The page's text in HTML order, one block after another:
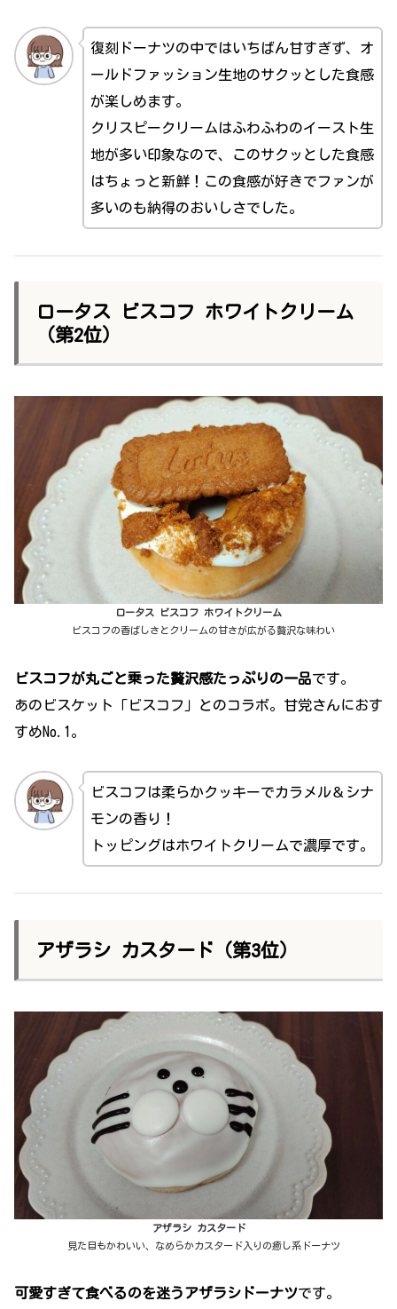
復刻ドーナツの中ではいちばん甘すぎず、オ
ールドファッション生地のサクッとした食感
が楽しめます。
クリスピークリームはふわふわのイースト生
地が多い印象なので、このサクッとした食感
はちょっと新鮮！この食感が好きでファンが
多いのも納得のおいしさでした。
ロータス ビスコフ ホワイトクリーム
（第2位）
ロータス ビスコフ ホワイトクリーム
ビスコフの香ばしさとクリームの甘さが広がる贅沢な味わい
ビスコフが丸ごと乗った贅沢感たっぷりの一品です。
あのビスケット「ビスコフ」とのコラボ。甘党さんにおす
すめNo.1。
ビスコフは柔らかクッキーでカラメル＆シナ
モンの香り！
トッピングはホワイトクリームで濃厚です。
アザラシ カスタード（第3位）
アザラシ カスタード
見た目もかわいい、なめらかカスタード入りの癒し系ドーナツ
可愛すぎて食べるのを迷うアザラシドーナツです。